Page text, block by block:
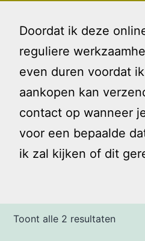
Doordat ik deze
reguliere
even duren voordat
aankopen kan
contact op wanneer
voor een bepaalde
ik zal kijken of dit
naar
inhoud
Gezin
Home/ Producten getagged
Toont alle 2 resultaten